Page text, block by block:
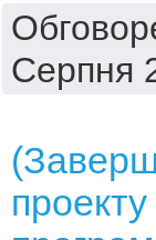
Серпня
проекту